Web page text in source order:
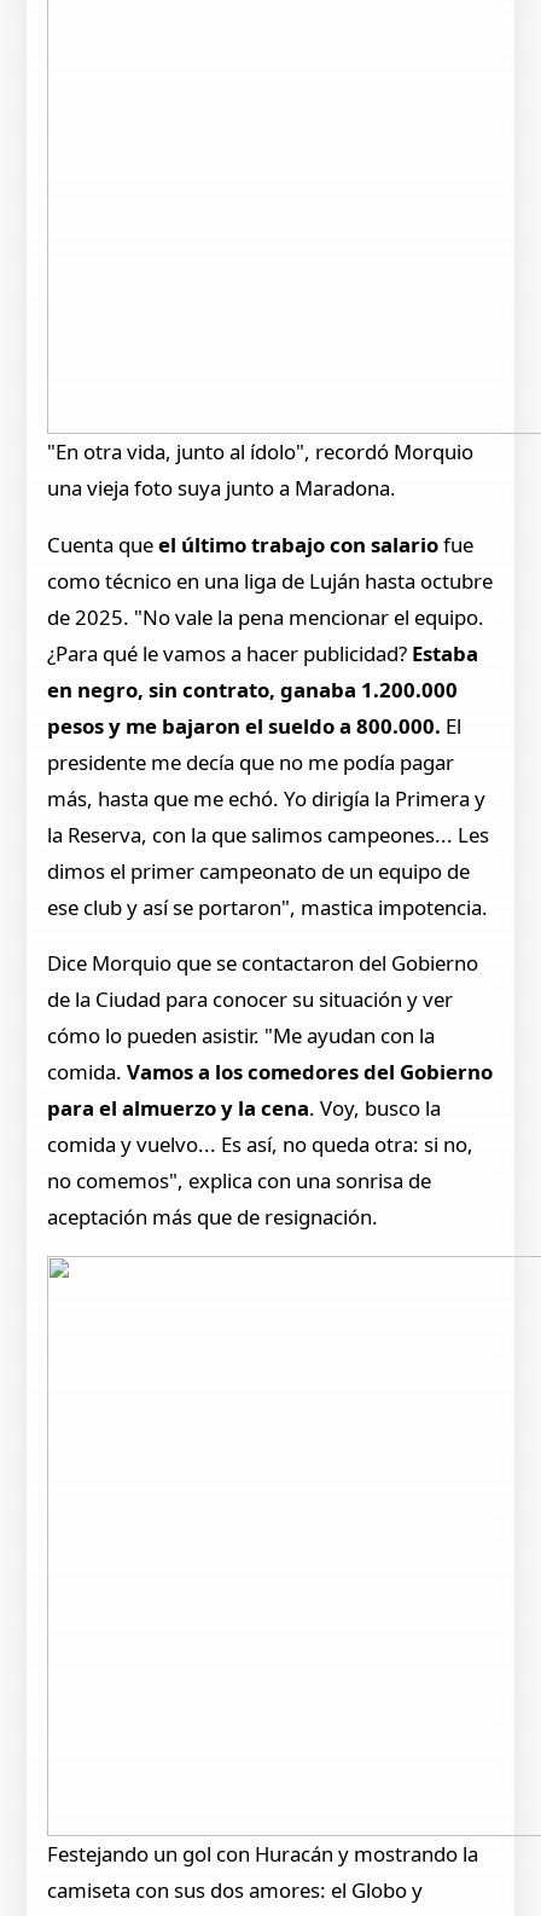
"En otra vida, junto al ídolo", recordó Morquio
una vieja foto suya junto a Maradona.
Cuenta queel último trabajo con salariofue
como técnico en una liga de Luján hasta octubre
de 2025. "No vale la pena mencionar el equipo.
¿Para qué le vamos a hacer publicidad? Estaba
en negro, sin contrato, ganaba 1.200.000
pesos y me bajaron el sueldo a 800.000. El
presidente me decía que no me podía pagar
más, hasta que me echó. Yo dirigía la Primera y
la Reserva, con la que salimos campeones... Les
dimos el primer campeonato de un equipo de
ese club y así se portaron", mastica impotencia.
Dice Morquio que se contactaron del Gobierno
de la Ciudad para conocer su situación y ver
cómo lo pueden asistir. "Me ayudan con la
comida.Vamos a los comedores del Gobierno
para el almuerzo y la cena. Voy, busco la
comida y vuelvo... Es así, no queda otra: si no,
no comemos", explica con una sonrisa de
aceptación más que de resignación.
Festejando un gol con Huracán y mostrando la
camiseta con sus dos amores: el Globo y